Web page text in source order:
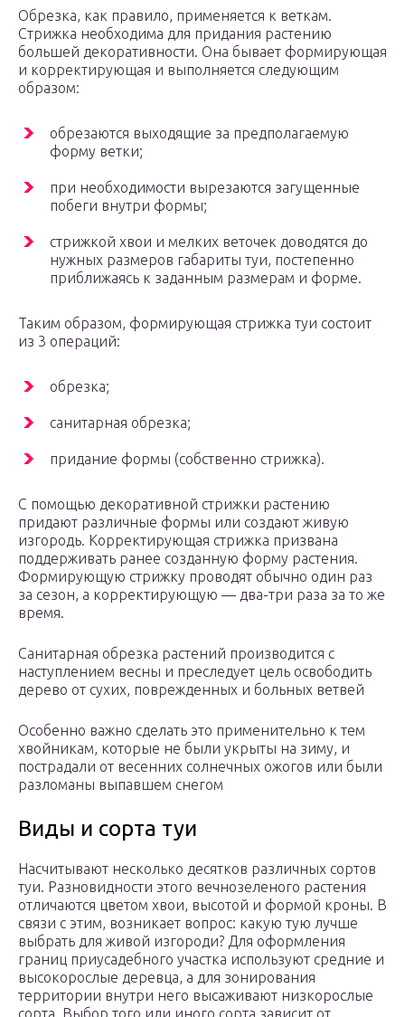
Обрезка, как правило, применяется к веткам.
Стрижка необходима для придания растению
большей декоративности. Она бывает формирующая
и корректирующая и выполняется следующим
образом:
обрезаются выходящие за предполагаемую
форму ветки;
при необходимости вырезаются загущенные
побеги внутри формы;
стрижкой хвои и мелких веточек доводятся до
нужных размеров габариты туи, постепенно
приближаясь к заданным размерам и форме.
Таким образом, формирующая стрижка туи состоит
из 3 операций:
обрезка;
санитарная обрезка;
придание формы (собственно стрижка).
С помощью декоративной стрижки растению
придают различные формы или создают живую
изгородь. Корректирующая стрижка призвана
поддерживать ранее созданную форму растения.
Формирующую стрижку проводят обычно один раз
за сезон, а корректирующую — два-три раза за то же
время.
Санитарная обрезка растений производится с
наступлением весны и преследует цель освободить
дерево от сухих, поврежденных и больных ветвей
Особенно важно сделать это применительно к тем
хвойникам, которые не были укрыты на зиму, и
пострадали от весенних солнечных ожогов или были
разломаны выпавшем снегом
Виды и сорта туи
Насчитывают несколько десятков различных сортов
туи. Разновидности этого вечнозеленого растения
отличаются цветом хвои, высотой и формой кроны. В
связи с этим, возникает вопрос: какую тую лучше
выбрать для живой изгороди? Для оформления
границ приусадебного участка используют средние и
высокорослые деревца, а для зонирования
территории внутри него высаживают низкорослые
сорта. Выбор того или иного сорта зависит от